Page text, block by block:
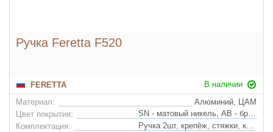
Ручка Feretta F520
FERETTA
В наличии
Материал:
Алюминий, ЦАМ
Цвет покрытия:
SN - матовый никель, AB - бронза, MCF - матовый кофе
Комплектация:
Ручка 2шт, крепёж, стяжки, квадрат